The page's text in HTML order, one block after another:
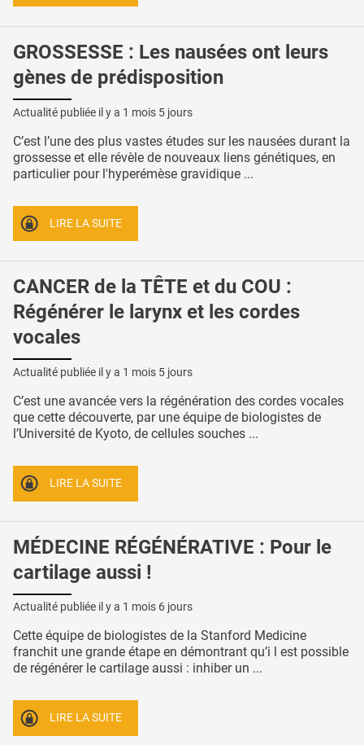
GROSSESSE : Les nausées ont leurs
gènes de prédisposition
Actualité publiée il y a 1 mois 5 jours
C’est l’une des plus vastes études sur les nausées durant la
grossesse et elle révèle de nouveaux liens génétiques, en
particulier pour l'hyperémèse gravidique ...
LIRE LA SUITE
CANCER de la TÊTE et du COU :
Régénérer le larynx et les cordes
vocales
Actualité publiée il y a 1 mois 5 jours
C’est une avancée vers la régénération des cordes vocales
que cette découverte, par une équipe de biologistes de
l’Université de Kyoto, de cellules souches ...
LIRE LA SUITE
MÉDECINE RÉGÉNÉRATIVE : Pour le
cartilage aussi !
Actualité publiée il y a 1 mois 6 jours
Cette équipe de biologistes de la Stanford Medicine
franchit une grande étape en démontrant qu’i l est possible
de régénérer le cartilage aussi : inhiber un ...
LIRE LA SUITE